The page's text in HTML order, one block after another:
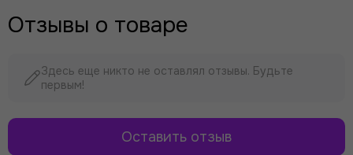
Отзывы о товаре
Здесь еще никто не оставлял отзывы. Будьте
первым!
Оставить отзыв